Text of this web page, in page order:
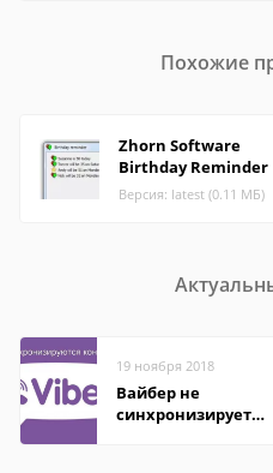
Похожие
Zhorn Software
Birthday Reminder
Версия: latest (0.11 МБ)
19 ноября 2018
Вайбер не
синхронизирует